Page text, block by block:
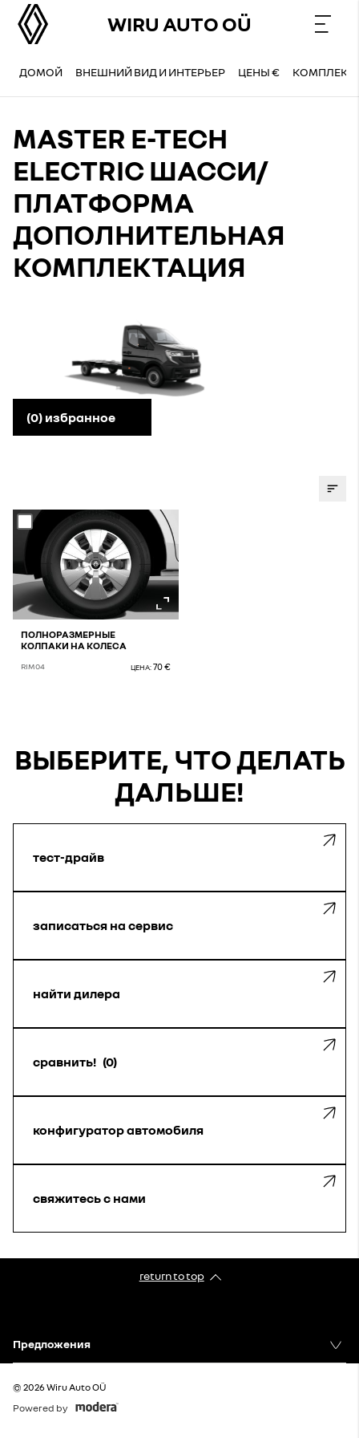
WIRU AUTO OÜ
ДОМОЙ ВНЕШНИЙ ВИД И ИНТЕРЬЕР ЦЕНЫ €
MASTER E-TECH
ELECTRIC ШАССИ/
ПЛАТФОРМА
ДОПОЛНИТЕЛЬНАЯ
КОМПЛЕКТАЦИЯ
(0) избранное
ПОЛНОРАЗМЕРНЫЕ
КОЛПАКИ НА КОЛЕСА
RIM04 ЦЕНА:70 €
ВЫБЕРИТЕ, ЧТО ДЕЛАТЬ
ДАЛЬШЕ!
тест-драйв
записаться на сервис
найти дилера
сравнить! 0
конфигуратор автомобиля
свяжитесь с нами
return to top
Предложения
© 2026 Wiru Auto OÜ
Powered by